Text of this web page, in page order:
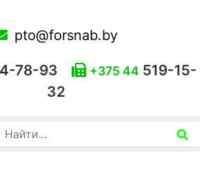
pto@forsnab.by
78-93 +375 44 519-15-
32